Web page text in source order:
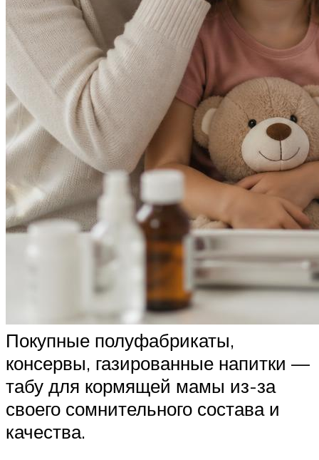
Покупные полуфабрикаты,
консервы, газированные напитки —
табу для кормящей мамы из-за
своего сомнительного состава и
качества.